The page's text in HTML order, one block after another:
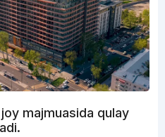
majmuasida qulay